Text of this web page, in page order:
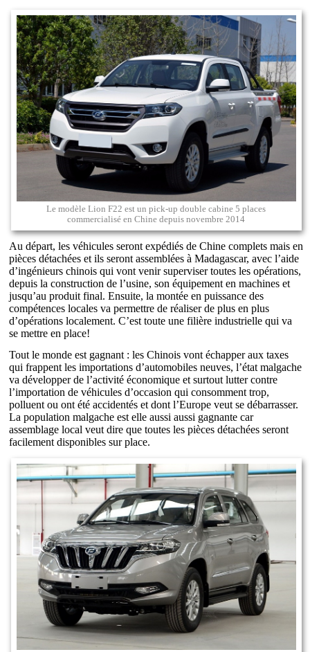
Le modèle Lion F22 est un pick-up double cabine 5 places
commercialisé en Chine depuis novembre 2014
Au départ, les véhicules seront expédiés de Chine complets mais en
pièces détachées et ils seront assemblées à Madagascar, avec l’aide
d’ingénieurs chinois qui vont venir superviser toutes les opérations,
depuis la construction de l’usine, son équipement en machines et
jusqu’au produit final. Ensuite, la montée en puissance des
compétences locales va permettre de réaliser de plus en plus
d’opérations localement. C’est toute une filière industrielle qui va
se mettre en place!
Tout le monde est gagnant : les Chinois vont échapper aux taxes
qui frappent les importations d’automobiles neuves, l’état malgache
va développer de l’activité économique et surtout lutter contre
l’importation de véhicules d’occasion qui consomment trop,
polluent ou ont été accidentés et dont l’Europe veut se débarrasser.
La population malgache est elle aussi aussi gagnante car
assemblage local veut dire que toutes les pièces détachées seront
facilement disponibles sur place.